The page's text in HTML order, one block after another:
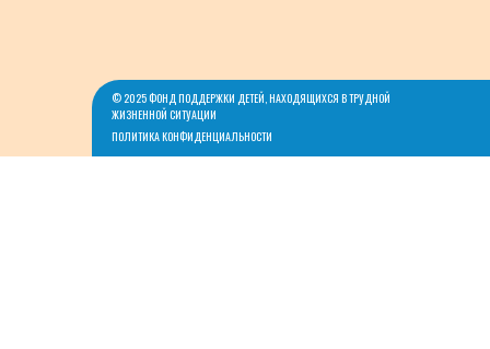
© 2025 ФОНД ПОДДЕРЖКИ ДЕТЕЙ, НАХОДЯЩИХСЯ В ТРУДНОЙ
ЖИЗНЕННОЙ СИТУАЦИИ
ПОЛИТИКА КОНФИДЕНЦИАЛЬНОСТИ